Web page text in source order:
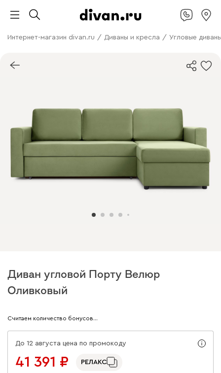
Интернет-магазин divan.ru / Диваны и кресла / Угловые
Диван угловой Порту Велюр
Оливковый
Считаем количество бонусов…
До 12 августа цена по промокоду
41 391 РЕЛАКС